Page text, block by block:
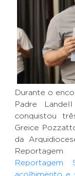
Durante o
Padre
conquistou
Greice
da
Reportagem